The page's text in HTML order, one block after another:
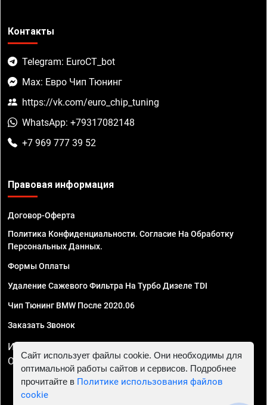
Контакты
Telegram: EuroCT_bot
Max: Евро Чип Тюнинг
https://vk.com/euro_chip_tuning
WhatsApp: +79317082148
+7 969 777 39 52
Правовая информация
Договор-Оферта
Политика Конфиденциальности. Согласие На Обработку
Персональных Данных.
Формы Оплаты
Удаление Сажевого Фильтра На Турбо Дизеле TDI
Чип Тюнинг BMW После 2020.06
Заказать Звонок
ИП Смирнов Георгий Павлович. ИНН 781302555843,
ОГРНИП 324470400032610
Сайт использует файлы cookie. Они необходимы для
оптимальной работы сайтов и сервисов. Подробнее
прочитайте в Политике использования файлов
cookie